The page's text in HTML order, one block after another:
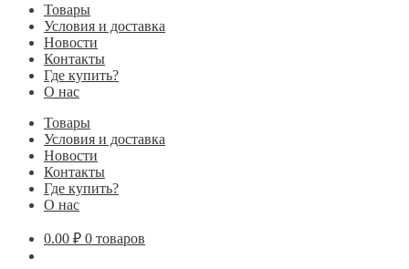
Товары
Условия и доставка
Новости
Контакты
Где купить?
О нас
Товары
Условия и доставка
Новости
Контакты
Где купить?
О нас
0.00 ₽ 0 товаров